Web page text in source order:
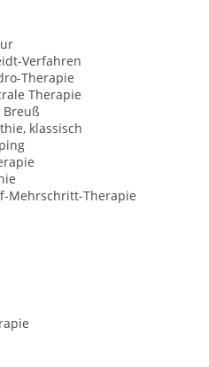
Verfahren
Therapie
Therapie
klassisch
Mehrschritt-Therapie